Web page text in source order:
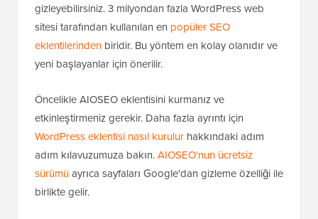
gizleyebilirsiniz. 3 milyondan fazla WordPress web
sitesi tarafından kullanılan en popüler SEO
eklentilerinden biridir. Bu yöntem en kolay olanıdır ve
yeni başlayanlar için önerilir.
Öncelikle AIOSEO eklentisini kurmanız ve
etkinleştirmeniz gerekir. Daha fazla ayrıntı için
WordPress eklentisi nasıl kurulur hakkındaki adım
adım kılavuzumuza bakın.AIOSEO'nun ücretsiz
sürümüayrıca sayfaları Google'dan gizleme özelliği ile
birlikte gelir.